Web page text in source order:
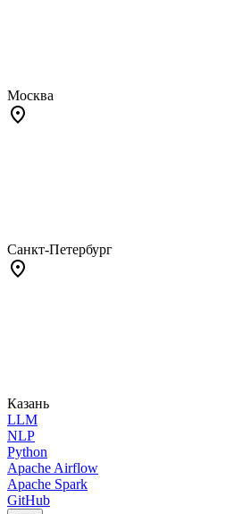
Москва
Санкт-Петербург
Казань
LLM
NLP
Python
Apache Airflow
Apache Spark
GitHub